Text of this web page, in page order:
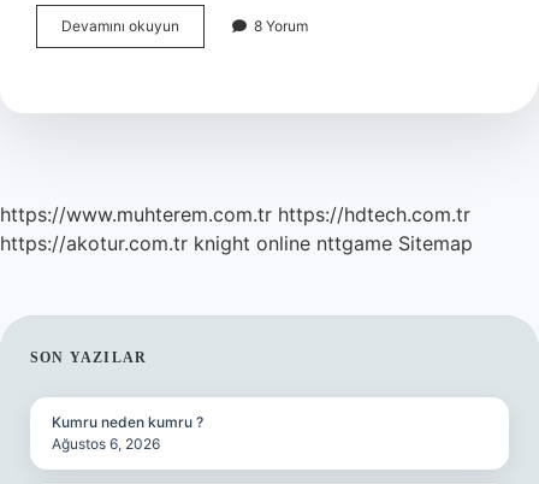
Devamını okuyun Planlama
Becerisi
8 Yorum
https://www.muhterem.com.tr https://hdtech.com.tr
https://akotur.com.tr knight online nttgame Sitemap
SIDEBAR
SON YAZILAR
Kumru neden kumru ?
Ağustos 6, 2026